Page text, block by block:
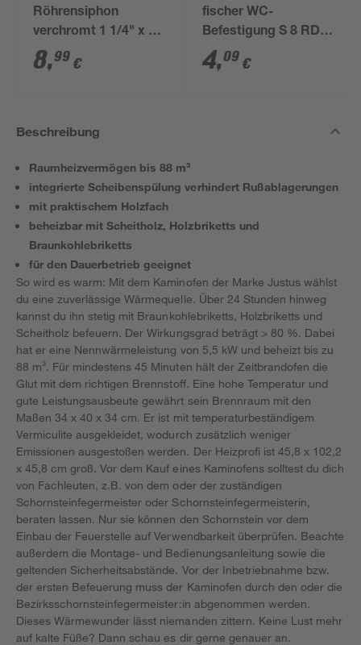
Röhrensiphon
verchromt 1 1/4" x 32
mm
8,99 €
fischer WC-
Befestigung S 8 RD
80 2 Stück
4,09 €
Beschreibung
Raumheizvermögen bis 88 m³
integrierte Scheibenspülung verhindert Rußablagerungen
mit praktischem Holzfach
beheizbar mit Scheitholz, Holzbriketts und
Braunkohlebriketts
für den Dauerbetrieb geeignet
So wird es warm: Mit dem Kaminofen der Marke Justus wählst
du eine zuverlässige Wärmequelle. Über 24 Stunden hinweg
kannst du ihn stetig mit Braunkohlebriketts, Holzbriketts und
Scheitholz befeuern. Der Wirkungsgrad beträgt > 80 %. Dabei
hat er eine Nennwärmeleistung von 5,5 kW und beheizt bis zu
88 m³. Für mindestens 45 Minuten hält der Zeitbrandofen die
Glut mit dem richtigen Brennstoff. Eine hohe Temperatur und
gute Leistungsausbeute gewährt sein Brennraum mit den
Maßen 34 x 40 x 34 cm. Er ist mit temperaturbeständigem
Vermiculite ausgekleidet, wodurch zusätzlich weniger
Emissionen ausgestoßen werden. Der Heizprofi ist 45,8 x 102,2
x 45,8 cm groß. Vor dem Kauf eines Kaminofens solltest du dich
von Fachleuten, z.B. von dem oder der zuständigen
Schornsteinfegermeister oder Schornsteinfegermeisterin,
beraten lassen. Nur sie können den Schornstein vor dem
Einbau der Feuerstelle auf Verwendbarkeit überprüfen. Beachte
außerdem die Montage- und Bedienungsanleitung sowie die
geltenden Sicherheitsabstände. Vor der Inbetriebnahme bzw.
der ersten Befeuerung muss der Kaminofen durch den oder die
Bezirksschornsteinfegermeister:in abgenommen werden.
Dieses Wärmewunder lässt niemanden zittern. Keine Lust mehr
auf kalte Füße? Dann schau es dir gerne genauer an.